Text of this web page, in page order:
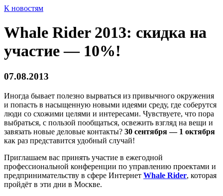
К новостям
Whale Rider 2013: скидка на
участие — 10%!
07.08.2013
Иногда бывает полезно вырваться из привычного окружения
и попасть в насыщенную новыми идеями среду, где соберутся
люди со схожими целями и интересами. Чувствуете, что пора
выбраться, с пользой пообщаться, освежить взгляд на вещи и
завязать новые деловые контакты? 30 сентября — 1 октября
как раз представится удобный случай!
Приглашаем вас принять участие в ежегодной
профессиональной конференции по управлению проектами и
предпринимательству в сфере Интернет Whale Rider, которая
пройдёт в эти дни в Москве.